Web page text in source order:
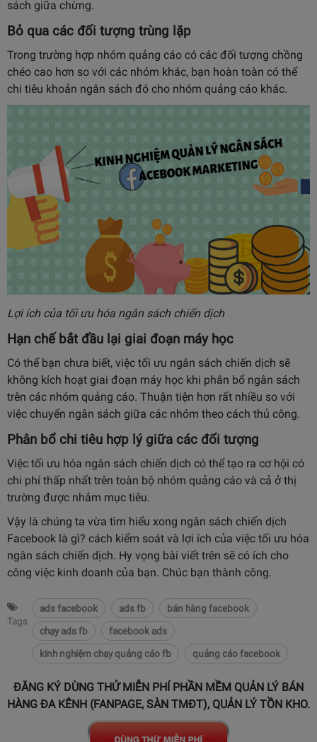
sách giữa chừng.
Bỏ qua các đối tượng trùng lặp
Trong trường hợp nhóm quảng cáo có các đối tượng chồng
chéo cao hơn so với các nhóm khác, bạn hoàn toàn có thể
chi tiêu khoản ngân sách đó cho nhóm quảng cáo khác.
Lợi ích của tối ưu hóa ngân sách chiến dịch
Hạn chế bắt đầu lại giai đoạn máy học
Có thể bạn chưa biết, việc tối ưu ngân sách chiến dịch sẽ
không kích hoạt giai đoạn máy học khi phân bổ ngân sách
trên các nhóm quảng cáo. Thuận tiện hơn rất nhiều so với
việc chuyển ngân sách giữa các nhóm theo cách thủ công.
Phân bổ chi tiêu hợp lý giữa các đối tượng
Việc tối ưu hóa ngân sách chiến dịch có thể tạo ra cơ hội có
chi phí thấp nhất trên toàn bộ nhóm quảng cáo và cả ở thị
trường được nhắm mục tiêu.
Vậy là chúng ta vừa tìm hiểu xong ngân sách chiến dịch
Facebook là gì? cách kiểm soát và lợi ích của việc tối ưu hóa
ngân sách chiến dịch. Hy vọng bài viết trên sẽ có ích cho
công việc kinh doanh của bạn. Chúc bạn thành công.
Tags
ads facebook ads fb
bán hàng facebook
chạy ads fb
facebook ads
kinh nghiệm chạy quảng cáo fb
quảng cáo facebook
ĐĂNG KÝ DÙNG THỬ MIỄN PHÍ PHẦN MỀM QUẢN LÝ BÁN
HÀNG ĐA KÊNH (FANPAGE, SÀN TMĐT), QUẢN LÝ TỒN KHO.